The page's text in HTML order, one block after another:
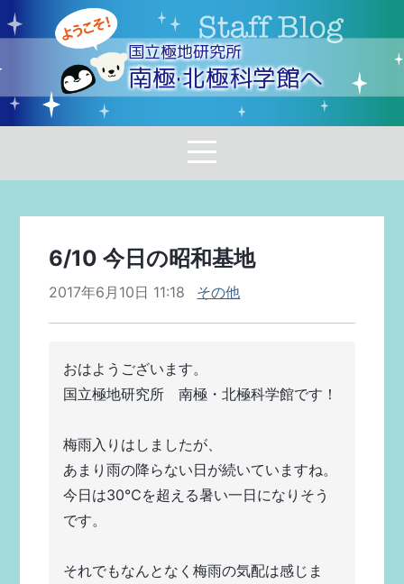
国立極地研究所
南極·北極科学館へ
6/10 今日の昭和基地
2017年6月10日 11:18 その他
おはようございます。
国立極地研究所　南極・北極科学館です！
梅雨入りはしましたが、
あまり雨の降らない日が続いていますね。
今日は30℃を超える暑い一日になりそう
です。
それでもなんとなく梅雨の気配は感じま